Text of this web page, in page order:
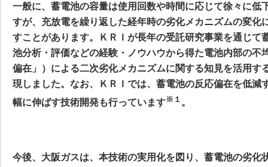
一般に、蓄電池の容量は使用回数や時間に応じて徐々に低
すが、充放電を繰り返した経年時の劣化メカニズムの変化
すことがあります。ＫＲＩが長年の受託研究事業を通じて
池分析・評価などの経験・ノウハウから得た電池内部の不
偏在」）による二次劣化メカニズムに関する知見を活用す
現しました。なお、ＫＲＩでは、蓄電池の反応偏在を低減
幅に伸ばす技術開発も行っています※１ 。
今後、大阪ガスは、本技術の実用化を図り、蓄電池の劣化